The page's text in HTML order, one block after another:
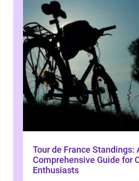
Tour de France Standings:
Comprehensive Guide for
Enthusiasts